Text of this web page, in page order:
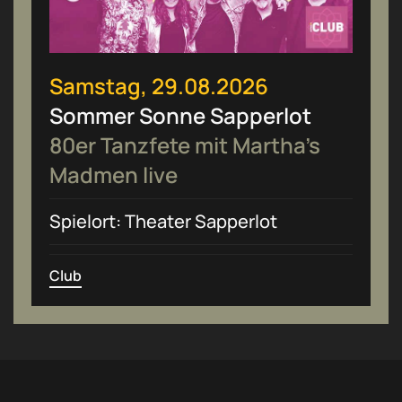
Samstag, 29.08.2026
Sommer Sonne Sapperlot
80er Tanzfete mit Martha’s
Madmen live
Spielort: Theater Sapperlot
Club